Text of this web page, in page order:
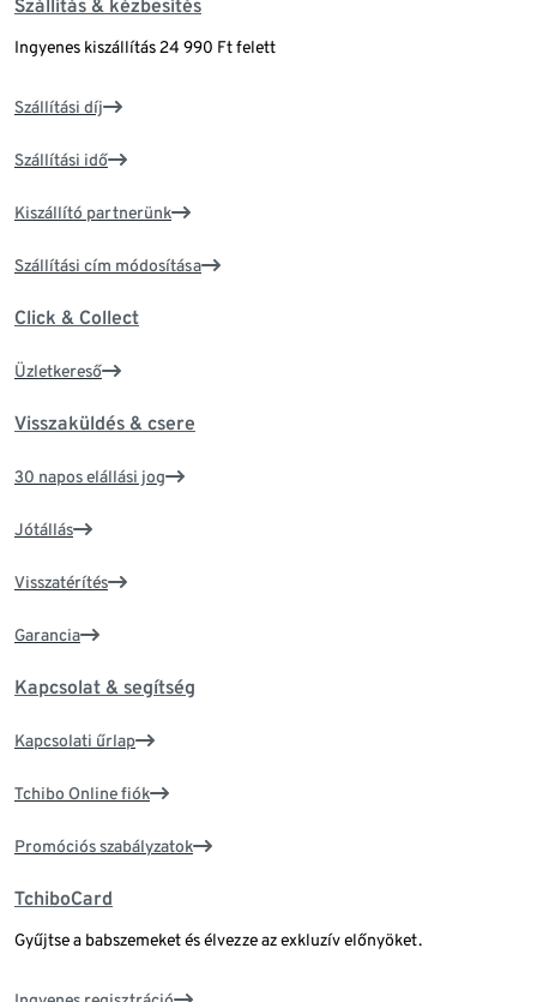
Szállítás & kézbesítés
Ingyenes kiszállítás 24 990 Ft felett
Szállítási díj
Szállítási idő
Kiszállító partnerünk
Szállítási cím módosítása
Click & Collect
Üzletkereső
Visszaküldés & csere
30 napos elállási jog
Jótállás
Visszatérítés
Garancia
Kapcsolat & segítség
Kapcsolati űrlap
Tchibo Online fiók
Promóciós szabályzatok
TchiboCard
Gyűjtse a babszemeket és élvezze az exkluzív előnyöket.